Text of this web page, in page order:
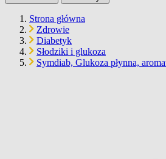
Strona główna
Zdrowie
Diabetyk
Słodziki i glukoza
Symdiab, Glukoza płynna,